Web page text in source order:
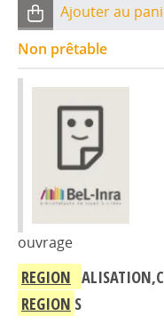
Ajouter au
Non prêtable
ouvrage
REGION
REGION S